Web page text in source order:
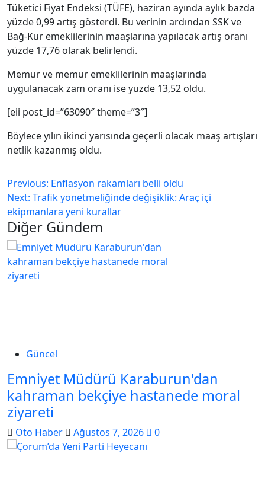
Tüketici Fiyat Endeksi (TÜFE), haziran ayında aylık bazda
yüzde 0,99 artış gösterdi. Bu verinin ardından SSK ve
Bağ-Kur emeklilerinin maaşlarına yapılacak artış oranı
yüzde 17,76 olarak belirlendi.
Memur ve memur emeklilerinin maaşlarında
uygulanacak zam oranı ise yüzde 13,52 oldu.
[eii post_id=”63090″ theme=”3″]
Böylece yılın ikinci yarısında geçerli olacak maaş artışları
netlik kazanmış oldu.
Previous: Enflasyon rakamları belli oldu
Next: Trafik yönetmeliğinde değişiklik: Araç içi
ekipmanlara yeni kurallar
Diğer Gündem
Güncel
Emniyet Müdürü Karaburun'dan
kahraman bekçiye hastanede moral
ziyareti
Oto Haber Ağustos 7, 2026 0